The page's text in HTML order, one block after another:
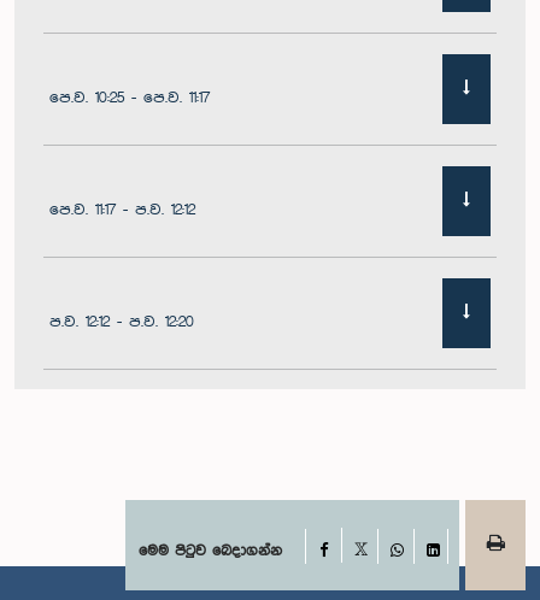
පෙ.ව. 10:25 - පෙ.ව. 11:17
පෙ.ව. 11:17 - ප.ව. 12:12
ප.ව. 12:12 - ප.ව. 12:20
ප.ව. 1:00 - ප.ව. 1:07මෙම පිටුව බෙදාගන්න Facebook
WhatsApp
LinkedIn